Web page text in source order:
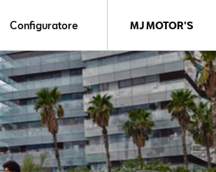
Configuratore MJ MOTOR'S